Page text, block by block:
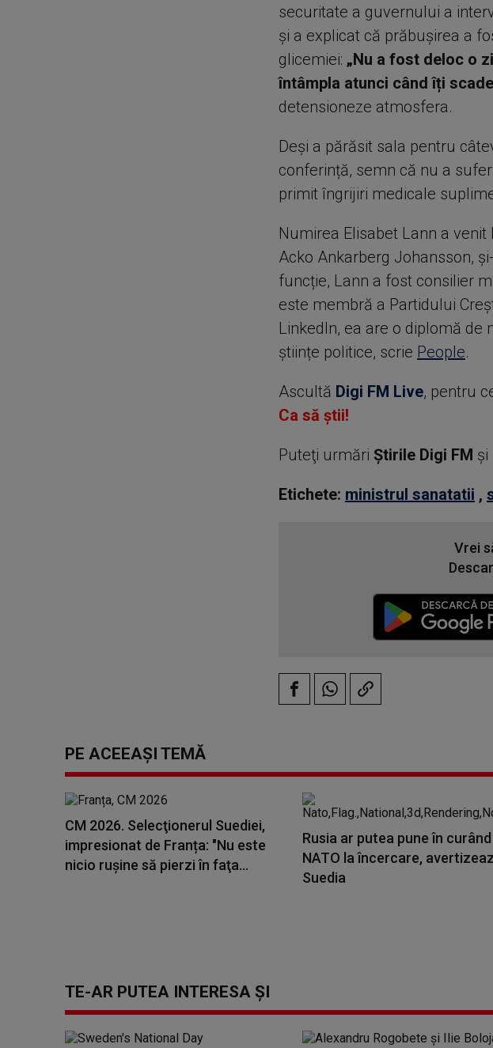
securitate a guvernului a
și a explicat că prăbușirea a
glicemiei: „Nu a fost deloc o
întâmpla atunci când îți
detensioneze atmosfera.
Deși a părăsit sala pentru
conferință, semn că nu a
primit îngrijiri medicale
Numirea Elisabet Lann a
Acko Ankarberg Johansson,
funcție, Lann a fost consilier
este membră a Partidului
LinkedIn, ea are o diplomă de
științe politice, scrie People.
Ascultă Digi FM Live, pentru
Ca să știi!
Puteţi urmări Știrile Digi FM şi
Etichete: ministrul sanatatii ,
Vrei
PE ACEEAȘI TEMĂ
CM 2026. Selecţionerul Suediei,
impresionat de Franța: "Nu este
nicio ruşine să pierzi în faţa...
Rusia ar putea pune în curând
NATO la încercare,
Suedia
TE-AR PUTEA INTERESA ȘI